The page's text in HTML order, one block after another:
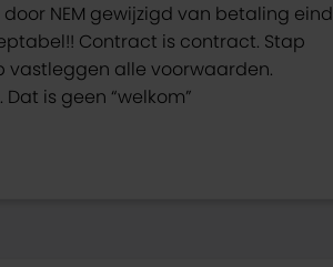
NEM gewijzigd van betaling eind
Contract is contract. Stap
vastleggen alle voorwaarden.
is geen “welkom”